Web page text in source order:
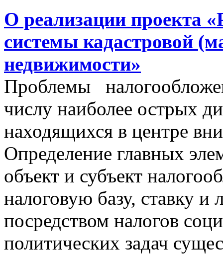
О реализации проекта
системы кадастровой
недвижимости»
Проблемы
числу наиболее острых
находящихся в центре
Определение главных
объект и субъект
налоговую базу, ставку и
посредством налогов
политических задач